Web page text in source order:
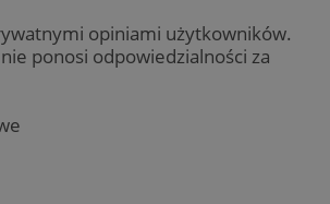
opiniami użytkowników.
ponosi odpowiedzialności za